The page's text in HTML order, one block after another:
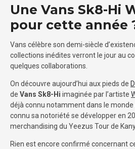
Une Vans Sk8-Hi
pour cette année
Vans célèbre son demi-siècle
collections inédites verront le jour au
quelques collaborations.
On découvre aujourd’hui aux pieds de
de Vans Sk8-Hi imaginée par l’artiste
déjà connu notamment dans le monde
connu sa notoriété se développer en
merchandising du Yeezus Tour de
Rien est encore confirmé concernant